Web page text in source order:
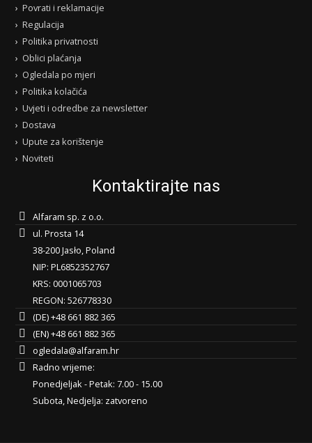
Povrati i reklamacije
Regulacija
Politika privatnosti
Oblici plaćanja
Ogledala po mjeri
Politika kolačića
Uvjeti i odredbe za newsletter
Dostava
Upute za korištenje
Noviteti
Kontaktirajte nas
Alfaram sp. z o.o.
ul. Prosta 14
38-200 Jasło, Poland
NIP: PL6852352767
KRS: 0001065703
REGON: 526778330
(DE) +48 661 882 365
(EN) +48 661 882 365
ogledala@alfaram.hr
Radno vrijeme:
Ponedjeljak - Petak: 7.00 - 15.00
Subota, Nedjelja: zatvoreno